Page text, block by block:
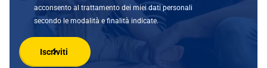
acconsento al trattamento dei miei dati personali
secondo le modalità e finalità indicate.
Iscriviti